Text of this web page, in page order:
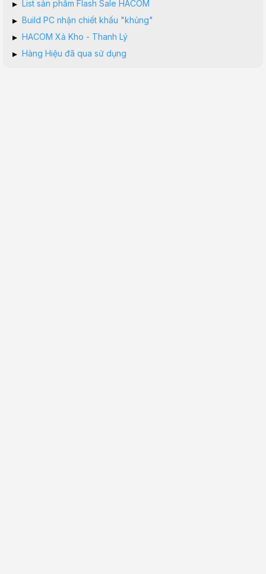
▸ List sản phẩm Flash Sale HACOM
▸ Build PC nhận chiết khấu "khủng"
▸ HACOM Xả Kho - Thanh Lý
▸ Hàng Hiệu đã qua sử dụng